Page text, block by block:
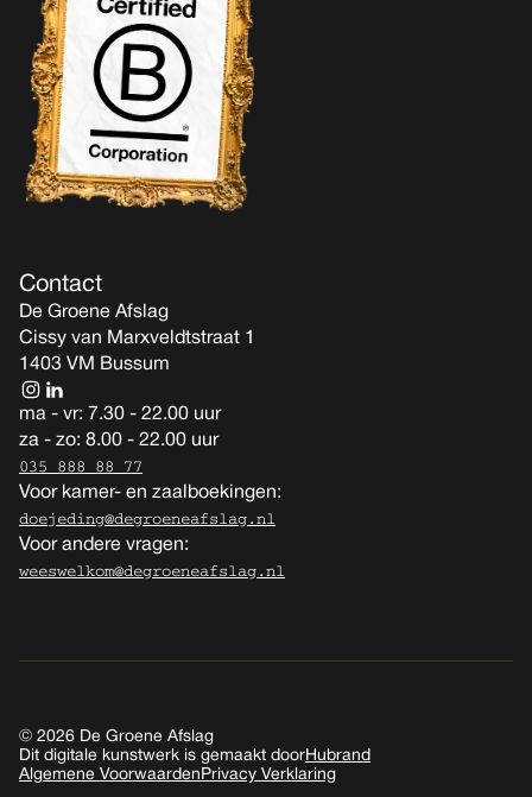
Contact
De Groene Afslag
Cissy van Marxveldtstraat 1
1403 VM Bussum
ma - vr: 7.30 - 22.00 uur
za - zo: 8.00 - 22.00 uur
035 888 88 77
Voor kamer- en zaalboekingen:
doejeding@degroeneafslag.nl
Voor andere vragen:
weeswelkom@degroeneafslag.nl
© 2026 De Groene Afslag
Dit digitale kunstwerk is gemaakt doorHubrand
Algemene Voorwaarden Privacy Verklaring